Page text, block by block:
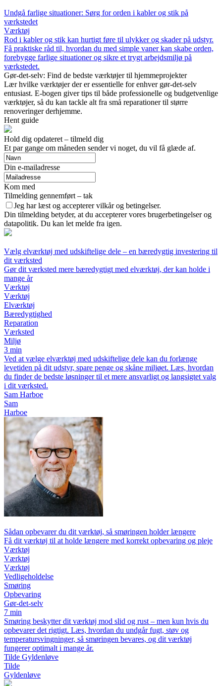
Undgå farlige situationer: Sørg for orden i kabler og stik på
værkstedet
Værktøj
Rod i kabler og stik kan hurtigt føre til ulykker og skader på udstyr.
Få praktiske råd til, hvordan du med simple vaner kan skabe orden,
forebygge farlige situationer og sikre et trygt arbejdsmiljø på
værkstedet.
Gør-det-selv: Find de bedste værktøjer til hjemmeprojekter
Lær hvilke værktøjer der er essentielle for enhver gør-det-selv
entusiast. E-bogen giver tips til både professionelle og budgetvenlige
værktøjer, så du kan tackle alt fra små reparationer til større
renoveringer derhjemme.
Hent guide
Hold dig opdateret – tilmeld dig
Et par gange om måneden sender vi noget, du vil få glæde af.
Din e-mailadresse
Kom med
Tilmelding gennemført – tak
Jeg har læst og accepterer vilkår og betingelser.
Din tilmelding betyder, at du accepterer vores brugerbetingelser og
datapolitik. Du kan let melde fra igen.
Vælg elværktøj med udskiftelige dele – en bæredygtig investering til
dit værksted
Gør dit værksted mere bæredygtigt med elværktøj, der kan holde i
mange år
Værktøj
Værktøj
Elværktøj
Bæredygtighed
Reparation
Værksted
Miljø
3 min
Ved at vælge elværktøj med udskiftelige dele kan du forlænge
levetiden på dit udstyr, spare penge og skåne miljøet. Læs, hvordan
du finder de bedste løsninger til et mere ansvarligt og langsigtet valg
i dit værksted.
Sam Harboe
Sam
Harboe
Sådan opbevarer du dit værktøj, så smøringen holder længere
Få dit værktøj til at holde længere med korrekt opbevaring og pleje
Værktøj
Værktøj
Værktøj
Vedligeholdelse
Smøring
Opbevaring
Gør-det-selv
7 min
Smøring beskytter dit værktøj mod slid og rust – men kun hvis du
opbevarer det rigtigt. Læs, hvordan du undgår fugt, støv og
temperatursvingninger, så smøringen bevares, og dit værktøj
fungerer optimalt i mange år.
Tilde Gyldenløve
Tilde
Gyldenløve